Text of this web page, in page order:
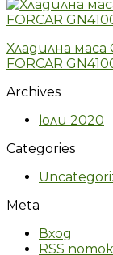
Хладилна маса
FORCAR
Archives
юли 2020
Categories
Meta
Вход
RSS